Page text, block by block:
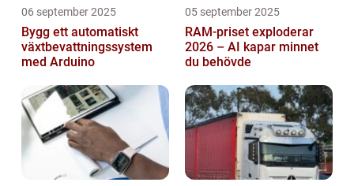
06 september 2025
Bygg ett automatiskt
växtbevattningssystem
med Arduino
05 september 2025
RAM-priset exploderar
2026 – AI kapar minnet
du behövde